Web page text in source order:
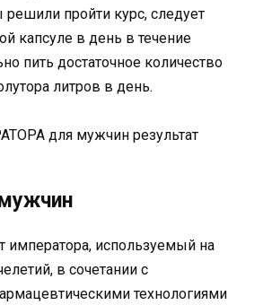
решили пройти курс, следует
капсуле в день в течение
пить достаточное количество
литров в день.
императора, используемый на
в сочетании с
технологиями